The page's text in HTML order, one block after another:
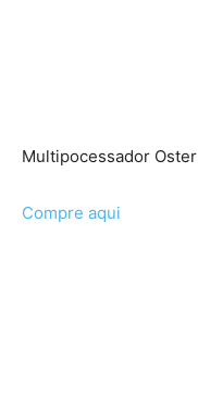
Multipocessador Oster
Compre aqui